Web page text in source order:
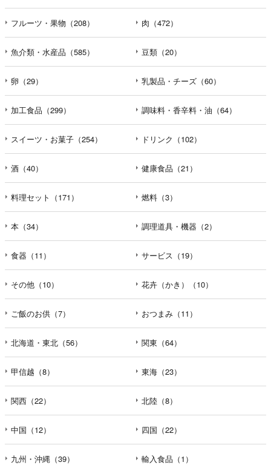
フルーツ・果物（208） 肉（472）
魚介類・水産品（585） 豆類（20）
卵（29） 乳製品・チーズ（60）
加工食品（299） 調味料・香辛料・油（64）
スイーツ・お菓子（254） ドリンク（102）
酒（40） 健康食品（21）
料理セット（171） 燃料（3）
本（34） 調理道具・機器（2）
食器（11） サービス（19）
その他（10） 花卉（かき）（10）
ご飯のお供（7） おつまみ（11）
北海道・東北（56） 関東（64）
甲信越（8） 東海（23）
関西（22） 北陸（8）
中国（12） 四国（22）
九州・沖縄（39） 輸入食品（1）